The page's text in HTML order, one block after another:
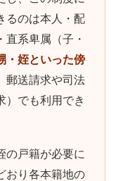
るのは本人・配
系卑属（子・
・姪といった傍
郵送請求や司法
）でも利用でき
の戸籍が必要に
おり各本籍地の